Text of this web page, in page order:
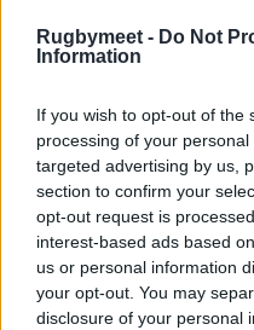
Rugbymeet - Do Not
Information
If you wish to opt-out of the
processing of your
targeted advertising by us,
section to confirm your
opt-out request is
interest-based ads based
us or personal information
your opt-out. You may
disclosure of your personal
Consulta
materiale per il
livello